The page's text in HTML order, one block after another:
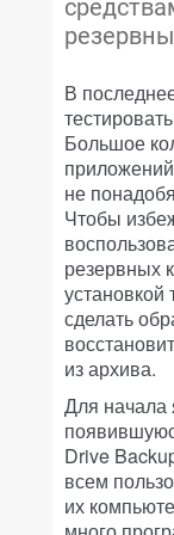
В
Большое
не
Чтобы
резервных
сделать
из архива.
Для начала
Drive
всем
их